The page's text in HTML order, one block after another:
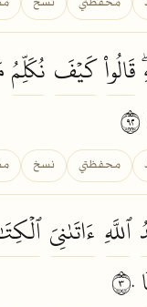
محفظتي نسخ
قَالُواْكَيۡفَ نُكَلِّمُ
محفظتي نسخ
ٱللَّهِ ءَاتَىٰنِيَ